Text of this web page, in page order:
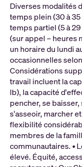
Diverses modalités
temps plein (30 à
temps partiel (5 à
(sur appel – heures
un horaire du lundi
occasionnelles
Considérations
travail incluent la
lb), la capacité
pencher, se
s'asseoir, marcher
flexibilité
membres de la
communautaires. •
élevé. Équité,